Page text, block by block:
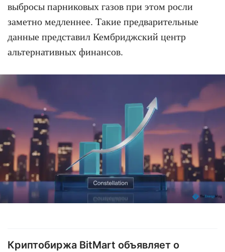
выбросы парниковых газов при этом росли
заметно медленнее. Такие предварительные
данные представил Кембриджский центр
альтернативных финансов.
Криптобиржа BitMart объявляет о